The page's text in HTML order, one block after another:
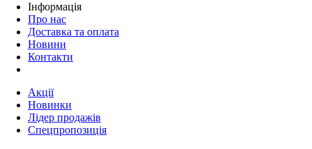
Iнформація
Про нас
Доставка та оплата
Новини
Контакти
Акції
Новинки
Лідер продажів
Спецпропозиція